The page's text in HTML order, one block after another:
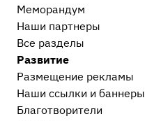
Меморандум
Наши партнеры
Все разделы
Развитие
Размещение рекламы
Наши ссылки и баннеры
Благотворители